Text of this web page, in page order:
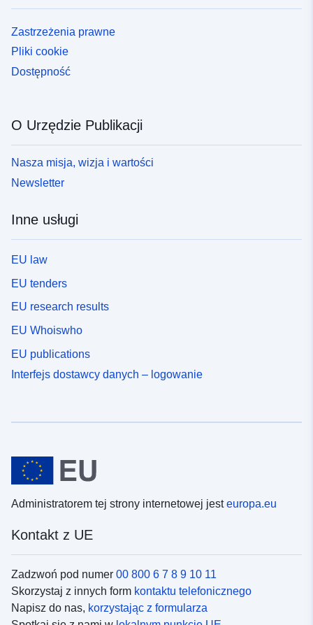
Zastrzeżenia prawne
Pliki cookie
Dostępność
O Urzędzie Publikacji
Nasza misja, wizja i wartości
Newsletter
Inne usługi
EU law
EU tenders
EU research results
EU Whoiswho
EU publications
Interfejs dostawcy danych – logowanie
Administratorem tej strony internetowej jesteuropa.eu
Kontakt z UE
Zadzwoń pod numer 00 800 6 7 8 9 10 11
Skorzystaj z innych form kontaktu telefonicznego
Napisz do nas, korzystając z formularza